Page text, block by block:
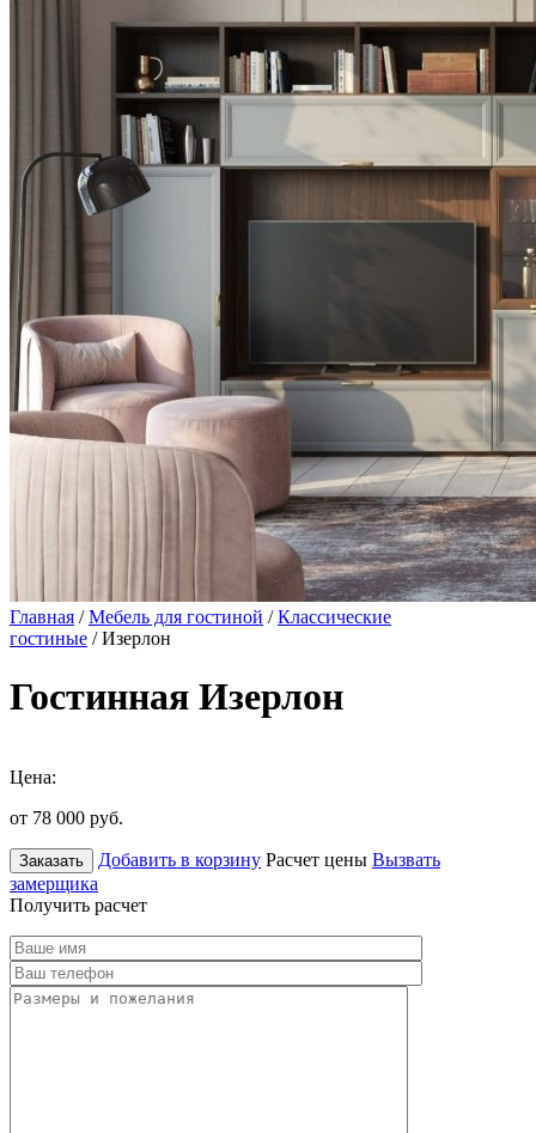
Главная /Мебель для гостиной /Классические
гостиные / Изерлон
Гостинная Изерлон
Цена:
от 78 000 руб.
Заказать Добавить в корзину Расчет цены Вызвать
замерщика
Получить расчет